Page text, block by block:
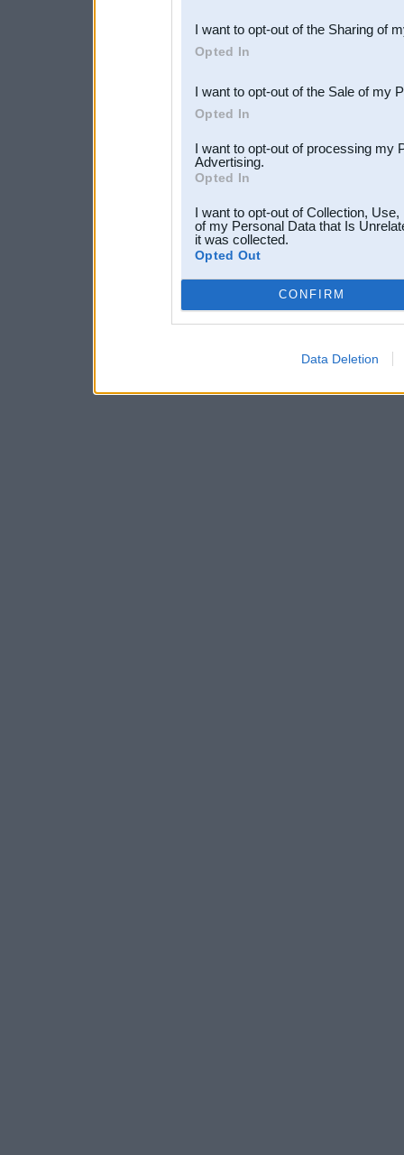
Downstream Participants
third parties.
I want to opt-out of the Sharing of
Opted In
I want to opt-out of the Sale of my
Opted In
I want to opt-out of processing my
Advertising.
Opted In
I want to opt-out of Collection,
of my Personal Data that Is
it was collected.
Opted Out
CONFIRM
Data Deletion